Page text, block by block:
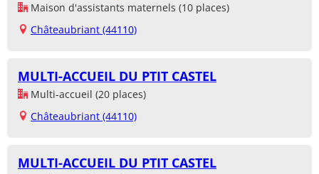
Maison d'assistants maternels (10 places)
Châteaubriant (44110)
MULTI-ACCUEIL DU PTIT CASTEL
Multi-accueil (20 places)
Châteaubriant (44110)
MULTI-ACCUEIL DU PTIT CASTEL